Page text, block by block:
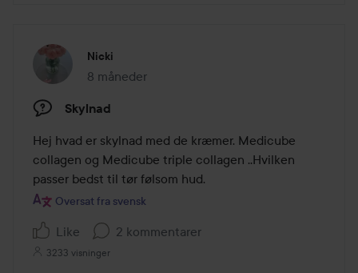
Nicki
8 måneder
Posten blev oprettet 8 måneder
Skylnad
Hej hvad er skylnad med de kræmer. Medicube
collagen og Medicube triple collagen ..Hvilken
Oversat fra svensk
Like 2 kommentarer
3233 visninger